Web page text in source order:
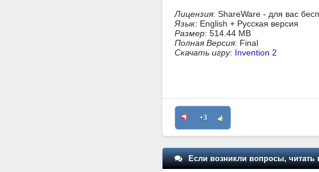
Лицензия: ShareWare - для вас
Язык: English + Русская версия
Размер: 514.44 MB
Полная Версия: Final
Скачать игру: Invention 2
+3
Если возникли вопросы, читать